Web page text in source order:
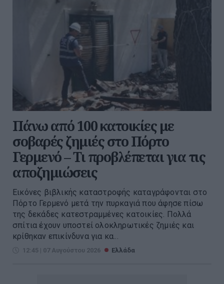
Πάνω από 100 κατοικίες με
σοβαρές ζημιές στο Πόρτο
Γερμενό – Τι προβλέπεται για τις
αποζημιώσεις
Εικόνες βιβλικής καταστροφής καταγράφονται στο
Πόρτο Γερμενό μετά την πυρκαγιά που άφησε πίσω
της δεκάδες κατεστραμμένες κατοικίες. Πολλά
σπίτια έχουν υποστεί ολοκληρωτικές ζημιές και
κρίθηκαν επικίνδυνα για κα...
12:45 | 07 Αυγούστου 2026 Ελλάδα